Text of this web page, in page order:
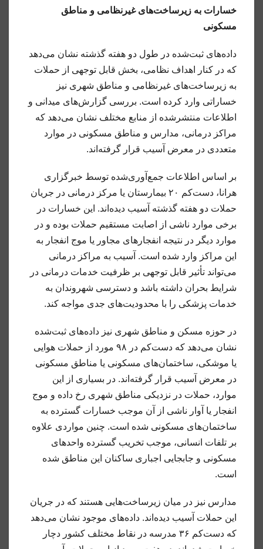
خسارات به زیرساخت‌های غیرنظامی و مناطق
مسکونی
داده‌های ثبت‌شده در طول دو هفته گذشته نشان می‌دهد
که در کنار اهداف نظامی، بخش قابل توجهی از حملات
به زیرساخت‌های غیرنظامی و مناطق شهری نیز
خساراتی وارد کرده است. بررسی گزارش‌های میدانی و
اطلاعات منتشرشده از منابع مختلف نشان می‌دهد که
مراکز درمانی، مدارس و مناطق مسکونی در موارد
متعددی در معرض آسیب قرار گرفته‌اند.
بر اساس اطلاعات جمع‌آوری‌شده توسط خبرگزاری
هرانا، دست‌کم ۲۰ بیمارستان یا مرکز درمانی در جریان
حملات دو هفته گذشته آسیب دیده‌اند. این خسارات در
برخی موارد ناشی از اصابت مستقیم حملات بوده و در
موارد دیگر در نتیجه انفجارهای مجاور یا موج انفجار به
این مراکز وارد شده است. آسیب به مراکز درمانی
می‌تواند تأثیر قابل توجهی بر ظرفیت خدمات درمانی در
شرایط بحران داشته باشد و دسترسی شهروندان به
خدمات پزشکی را با محدودیت‌های جدی مواجه کند.
در حوزه مسکن و مناطق شهری نیز داده‌های ثبت‌شده
نشان می‌دهد که دست‌کم در ۹۸ مورد از حملات هوایی
یا موشکی، ساختمان‌های مسکونی یا مناطق مسکونی
در معرض آسیب قرار گرفته‌اند. در بسیاری از این
موارد، حملات در نزدیکی مناطق شهری رخ داده و موج
انفجار یا آوار ناشی از آن موجب خسارات گسترده به
ساختمان‌های مسکونی شده است. چنین مواردی علاوه
بر تلفات انسانی، موجب تخریب گسترده واحدهای
مسکونی و جابجایی اجباری ساکنان این مناطق شده
است.
مدارس نیز در میان زیرساخت‌هایی هستند که در جریان
این حملات آسیب دیده‌اند. داده‌های موجود نشان می‌دهد
که دست‌کم ۳۶ مدرسه در نقاط مختلف کشور دچار